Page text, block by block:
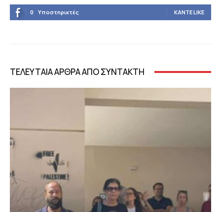
0 Υποστηρικτές ΚΆΝΤΕ LIKE
ΤΕΛΕΥΤΑΙΑ ΑΡΘΡΑ ΑΠΟ ΣΥΝΤΑΚΤΗ